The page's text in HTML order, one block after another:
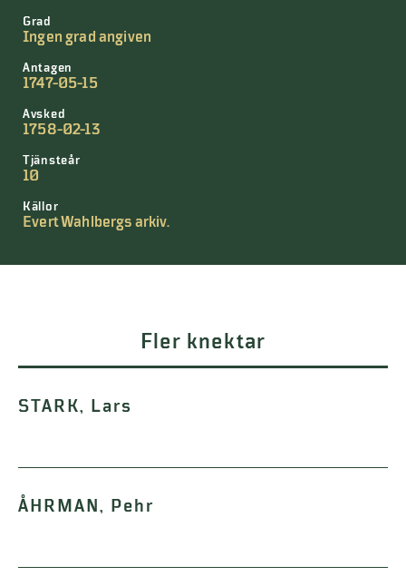
Grad
Ingen grad angiven
Antagen
1747-05-15
Avsked
1758-02-13
Tjänsteår
10
Källor
Evert Wahlbergs arkiv.
Fler knektar
STARK, Lars
ÅHRMAN, Pehr